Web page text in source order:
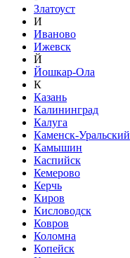
Златоуст
И
Иваново
Ижевск
Й
Йошкар-Ола
К
Казань
Калининград
Калуга
Каменск-Уральский
Камышин
Каспийск
Кемерово
Керчь
Киров
Кисловодск
Ковров
Коломна
Копейск